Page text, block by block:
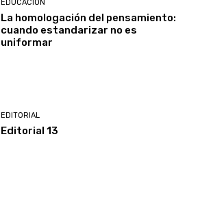
EDUCACIÓN
La homologación del pensamiento:
cuando estandarizar no es
uniformar
EDITORIAL
Editorial 13